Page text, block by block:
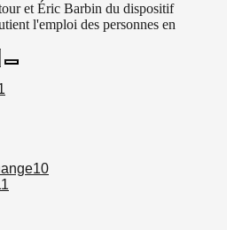
et Éric Barbin du dispositif
l'emploi des personnes en
Search
10